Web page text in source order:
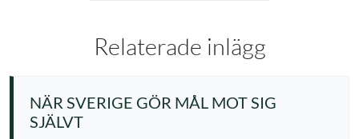
Relaterade inlägg
NÄR SVERIGE GÖR MÅL MOT SIG
SJÄLVT